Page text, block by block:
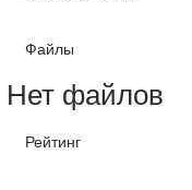
Файлы
Нет файлов
Рейтинг